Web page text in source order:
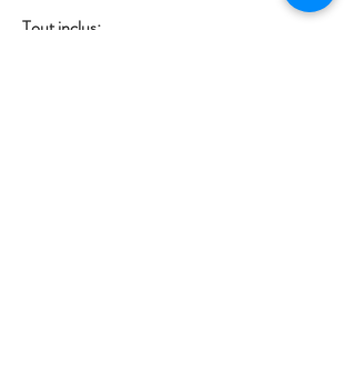
Tout inclus: